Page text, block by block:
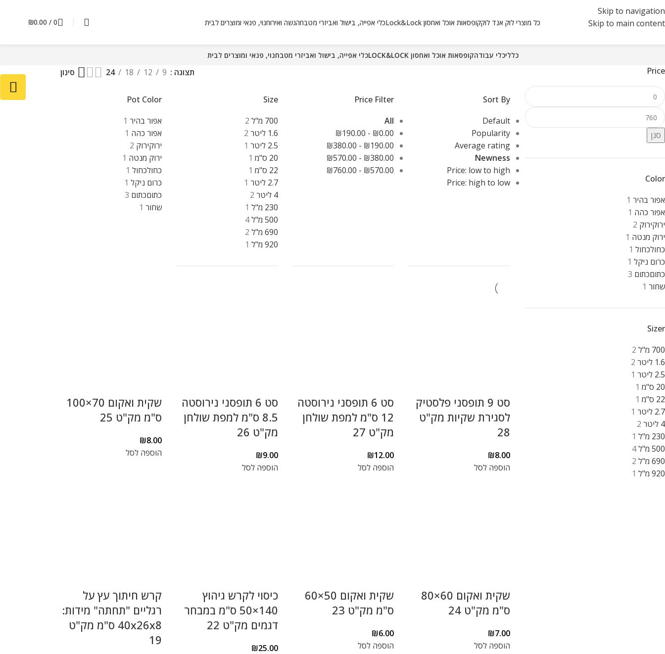
Skip to navigation
Skip to main content
כל מוצרי לוק אנד לוקקופסאות אוכל ואחסון Lock&Lock כלי אפייה, בישול ואביזרי מטבחהגשה ואירוחנוי, פנאי ומוצרים לבית 0
/
₪0.00
כלליכלי עבודהקופסאות אוכל ואחסון LOCK&LOCK כלי אפייה, בישול ואביזרי מטבחנוי, פנאי ומוצרים לבית
Price
סנן
Color
אפור בהיר 1
אפור כהה 1
ירוקירוק 2
ירוק מנטה 1
כחולכחול 1
כרום ניקל 1
כתוםכתום 3
שחור 1
Sizer
700 מ"ל
2
1.6 ליטר
2
2.5 ליטר
1
20 ס"מ
1
22 ס"מ
1
2.7 ליטר
1
4 ליטר
2
230 מ"ל
1
500 מ"ל
4
690 מ"ל
2
920 מ"ל
1
תצוגה 9
12
18
24 סינון
Sort By
Default
Popularity
Average rating
Newness
Price: low to high
Price: high to low
Price Filter
All
₪0.00
-
₪190.00
₪190.00
-
₪380.00
₪380.00
-
₪570.00
₪570.00
-
₪760.00
Size
700 מ"ל
2
1.6 ליטר
2
2.5 ליטר
1
20 ס"מ
1
22 ס"מ
1
2.7 ליטר
1
4 ליטר
2
230 מ"ל
1
500 מ"ל
4
690 מ"ל
2
920 מ"ל
1
Pot Color
אפור בהיר 1
אפור כהה 1
ירוקירוק 2
ירוק מנטה 1
כחולכחול 1
כרום ניקל 1
כתוםכתום 3
שחור 1
סט 9 תופסני פלסטיק
לסגירת שקיות מק"ט
28
₪8.00
הוספה לסל
סט 6 תופסני נירוסטה
12 ס"מ למפת שולחן
מק"ט 27
₪12.00
הוספה לסל
סט 6 תופסני נירוסטה
8.5 ס"מ למפת שולחן
מק"ט 26
₪9.00
הוספה לסל
שקית ואקום 70×100
ס"מ מק"ט 25
₪8.00
הוספה לסל
שקית ואקום 60×80
ס"מ מק"ט 24
₪7.00
הוספה לסל
שקית ואקום 50×60
ס"מ מק"ט 23
₪6.00
הוספה לסל
כיסוי לקרש גיהוץ
140×50 ס"מ במבחר
דגמים מק"ט 22
₪25.00
קרש חיתוך עץ על
רגליים "תחתה" מידות:
40x26x8 ס"מ מק"ט
19